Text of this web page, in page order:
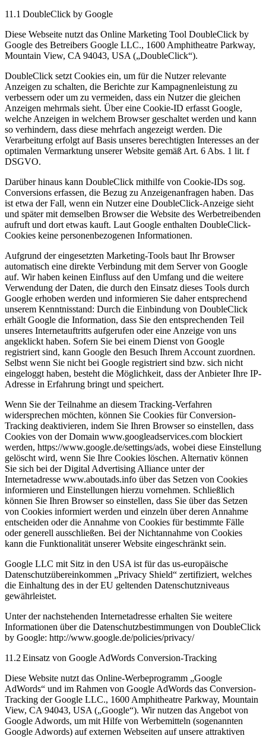
11.1 DoubleClick by Google
Diese Webseite nutzt das Online Marketing Tool DoubleClick by
Google des Betreibers Google LLC., 1600 Amphitheatre Parkway,
Mountain View, CA 94043, USA („DoubleClick“).
DoubleClick setzt Cookies ein, um für die Nutzer relevante
Anzeigen zu schalten, die Berichte zur Kampagnenleistung zu
verbessern oder um zu vermeiden, dass ein Nutzer die gleichen
Anzeigen mehrmals sieht. Über eine Cookie-ID erfasst Google,
welche Anzeigen in welchem Browser geschaltet werden und kann
so verhindern, dass diese mehrfach angezeigt werden. Die
Verarbeitung erfolgt auf Basis unseres berechtigten Interesses an der
optimalen Vermarktung unserer Website gemäß Art. 6 Abs. 1 lit. f
DSGVO.
Darüber hinaus kann DoubleClick mithilfe von Cookie-IDs sog.
Conversions erfassen, die Bezug zu Anzeigenanfragen haben. Das
ist etwa der Fall, wenn ein Nutzer eine DoubleClick-Anzeige sieht
und später mit demselben Browser die Website des Werbetreibenden
aufruft und dort etwas kauft. Laut Google enthalten DoubleClick-
Cookies keine personenbezogenen Informationen.
Aufgrund der eingesetzten Marketing-Tools baut Ihr Browser
automatisch eine direkte Verbindung mit dem Server von Google
auf. Wir haben keinen Einfluss auf den Umfang und die weitere
Verwendung der Daten, die durch den Einsatz dieses Tools durch
Google erhoben werden und informieren Sie daher entsprechend
unserem Kenntnisstand: Durch die Einbindung von DoubleClick
erhält Google die Information, dass Sie den entsprechenden Teil
unseres Internetauftritts aufgerufen oder eine Anzeige von uns
angeklickt haben. Sofern Sie bei einem Dienst von Google
registriert sind, kann Google den Besuch Ihrem Account zuordnen.
Selbst wenn Sie nicht bei Google registriert sind bzw. sich nicht
eingeloggt haben, besteht die Möglichkeit, dass der Anbieter Ihre IP-
Adresse in Erfahrung bringt und speichert.
Wenn Sie der Teilnahme an diesem Tracking-Verfahren
widersprechen möchten, können Sie Cookies für Conversion-
Tracking deaktivieren, indem Sie Ihren Browser so einstellen, dass
Cookies von der Domain www.googleadservices.com blockiert
werden, https://www.google.de/settings/ads, wobei diese Einstellung
gelöscht wird, wenn Sie Ihre Cookies löschen. Alternativ können
Sie sich bei der Digital Advertising Alliance unter der
Internetadresse www.aboutads.info über das Setzen von Cookies
informieren und Einstellungen hierzu vornehmen. Schließlich
können Sie Ihren Browser so einstellen, dass Sie über das Setzen
von Cookies informiert werden und einzeln über deren Annahme
entscheiden oder die Annahme von Cookies für bestimmte Fälle
oder generell ausschließen. Bei der Nichtannahme von Cookies
kann die Funktionalität unserer Website eingeschränkt sein.
Google LLC mit Sitz in den USA ist für das us-europäische
Datenschutzübereinkommen „Privacy Shield“ zertifiziert, welches
die Einhaltung des in der EU geltenden Datenschutzniveaus
gewährleistet.
Unter der nachstehenden Internetadresse erhalten Sie weitere
Informationen über die Datenschutzbestimmungen von DoubleClick
by Google: http://www.google.de/policies/privacy/
11.2 Einsatz von Google AdWords Conversion-Tracking
Diese Website nutzt das Online-Werbeprogramm „Google
AdWords“ und im Rahmen von Google AdWords das Conversion-
Tracking der Google LLC., 1600 Amphitheatre Parkway, Mountain
View, CA 94043, USA („Google“). Wir nutzen das Angebot von
Google Adwords, um mit Hilfe von Werbemitteln (sogenannten
Google Adwords) auf externen Webseiten auf unsere attraktiven